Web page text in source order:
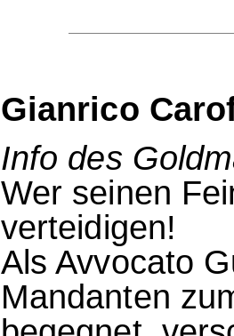
Gianrico
Info des
Wer seinen
verteidigen!
Als Avvocato
Mandanten